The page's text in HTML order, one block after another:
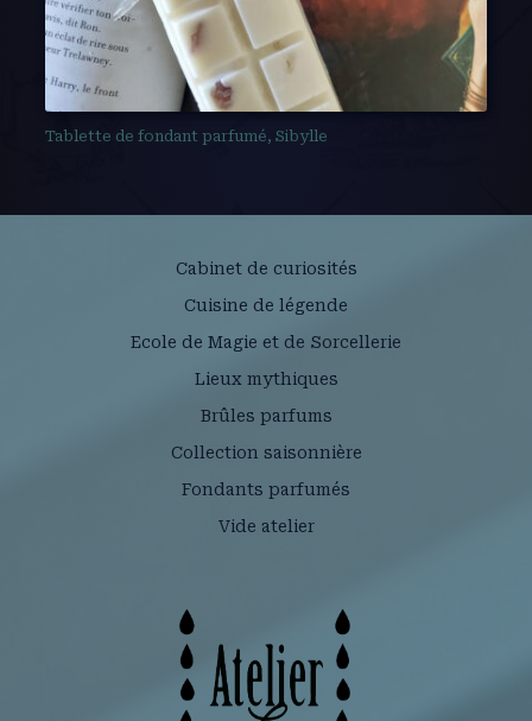
Tablette de fondant parfumé, Sibylle
Cabinet de curiosités
Cuisine de légende
Ecole de Magie et de Sorcellerie
Lieux mythiques
Brûles parfums
Collection saisonnière
Fondants parfumés
Vide atelier